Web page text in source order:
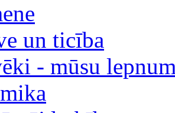
un ticība
- mūsu